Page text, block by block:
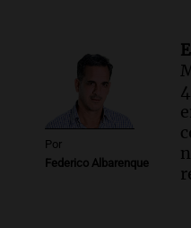
Episodios
Audio.
Santa
descontados a
fechas clave de
Panorama Federal
Por
Federico Albarenque